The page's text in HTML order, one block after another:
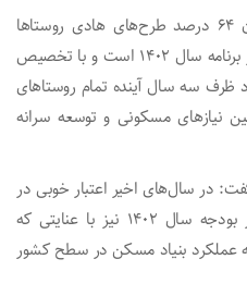
وی افزود: در استان گلستان تاکنون ۶۴ درصد طرح‌های هادی روستاها
بازنگری شده و بازنگری ۱۰۰ روستا در برنامه سال ۱۴۰۲ است و با تخصیص
ظرف سه سال آینده تمام روستاهای
تامین نیازهای مسکونی و توسعه سرانه
در سال‌های اخیر اعتبار خوبی در
اختیار بنیاد مسکن قرار گرفته و در بودجه سال ۱۴۰۲ نیز با عنایتی که
عملکرد بنیاد مسکن در سطح کشور